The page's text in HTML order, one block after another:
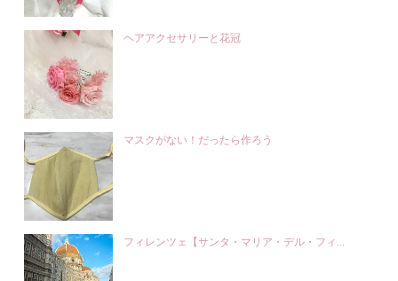
ヘアアクセサリーと花冠
マスクがない！だったら作ろう
フィレンツェ【サンタ・マリア・デル・フィ...